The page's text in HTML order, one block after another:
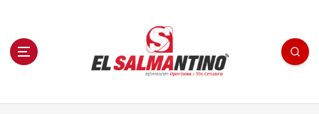
n El Salmantino - medios/noticias/editorial